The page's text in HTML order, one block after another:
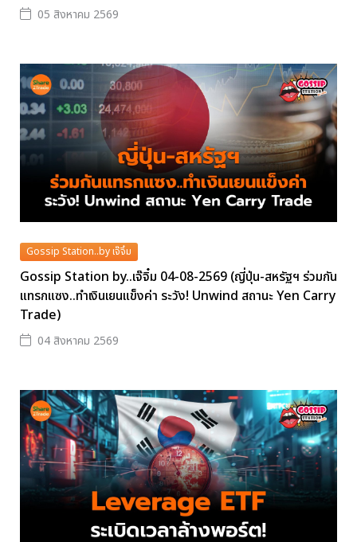
05 สิงหาคม 2569
Gossip Station..by เจ๊จิ๋ม
Gossip Station by..เจ๊จิ๋ม 04-08-2569 (ญี่ปุ่น-สหรัฐฯ ร่วมกัน
แทรกแซง..ทำเงินเยนแข็งค่า ระวัง! Unwind สถานะ Yen Carry
Trade)
04 สิงหาคม 2569